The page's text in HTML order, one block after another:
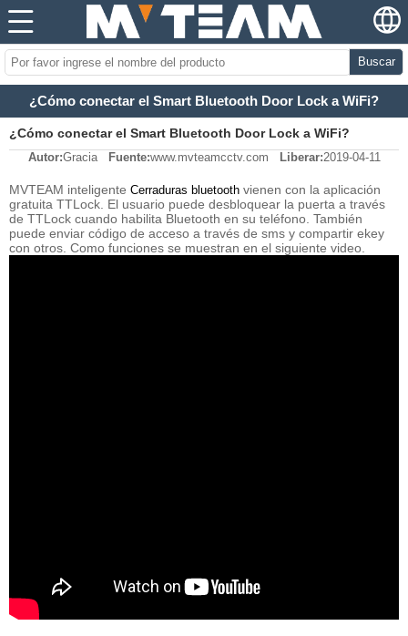
Buscar
¿Cómo conectar el Smart Bluetooth Door Lock a WiFi?
¿Cómo conectar el Smart Bluetooth Door Lock a WiFi?
Autor:Gracia Fuente:www.mvteamcctv.com Liberar:2019-04-11
MVTEAM inteligente Cerraduras bluetooth vienen con la aplicación
gratuita TTLock. El usuario puede desbloquear la puerta a través
de TTLock cuando habilita Bluetooth en su teléfono. También
puede enviar código de acceso a través de sms y compartir ekey
con otros. Como funciones se muestran en el siguiente video.